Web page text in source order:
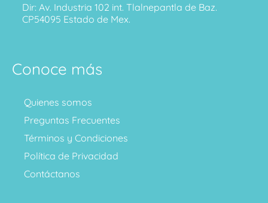
Dir: Av. Industria 102 int. Tlalnepantla de Baz.
CP54095 Estado de Mex.
Conoce más
Quienes somos
Preguntas Frecuentes
Términos y Condiciones
Política de Privacidad
Contáctanos